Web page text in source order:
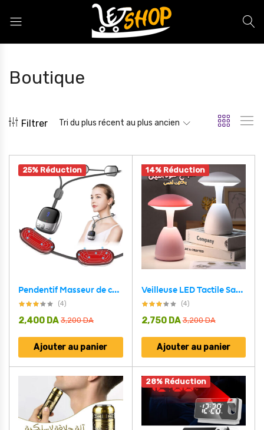
Boutique
Filtrer Tri du plus récent au plus ancien
25% Réduction
Pendentif Masseur de cou suspendu intelligent
(4)
3,200DA
2,400 DA
Ajouter au panier
14% Réduction
Veilleuse LED Tactile Sans Fil à Intensité Réglable avec Chargeur USB
(4)
3,200DA
2,750 DA
Ajouter au panier
28% Réduction